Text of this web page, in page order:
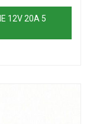
12V 20A 5